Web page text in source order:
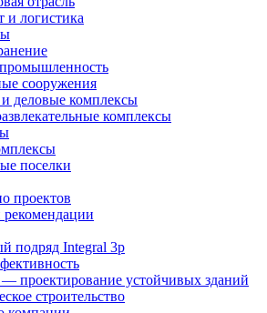
и логистика
сооружения
деловые комплексы
комплексы
поселки
проектов
подряд Integral 3p
проектирование устойчивых зданий
строительство